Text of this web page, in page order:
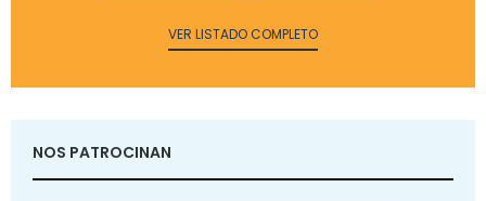
VER LISTADO COMPLETO
NOS PATROCINAN